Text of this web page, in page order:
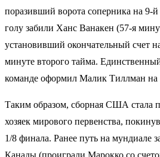
поразивший ворота соперника на
голу забили Ханс Ванакен (57-я
установивший окончательный счет
минуте второго тайма.
команде оформил Малик Тиллман на
Таким образом, сборная США стала
хозяек мирового первенства,
1/8 финала. Ранее путь на мундиале
Канады (проиграли Марокко со